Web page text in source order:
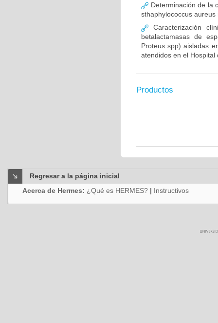
Determinación de la
sthaphylococcus
Caracterización
betalactamasas de
Proteus spp) aisladas
atendidos en el
Productos
Regresar a la página inicial
Acerca de Hermes: ¿Qué es HERMES? | Instructivos